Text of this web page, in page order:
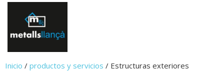
Inicio / productos y servicios / Estructuras exteriores